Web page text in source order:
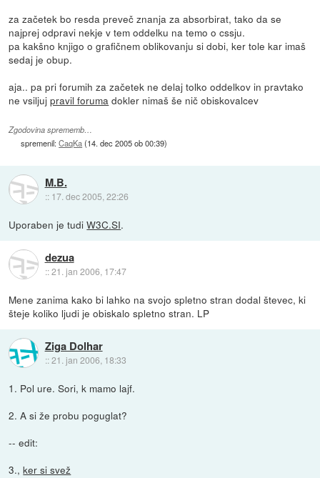
za začetek bo resda preveč znanja za absorbirat, tako da se
najprej odpravi nekje v tem oddelku na temo o cssju.
pa kakšno knjigo o grafičnem oblikovanju si dobi, ker tole kar imaš
sedaj je obup.
aja.. pa pri forumih za začetek ne delaj tolko oddelkov in pravtako
ne vsiljujpravil foruma dokler nimaš še nič obiskovalcev
Zgodovina sprememb…
spremenil:CaqKa(14. dec 2005 ob 00:39)
M.B.
:: 17. dec 2005, 22:26
Uporaben je tudiW3C.SI.
dezua
::21. jan 2006, 17:47
Mene zanima kako bi lahko na svojo spletno stran dodal števec, ki
šteje koliko ljudi je obiskalo spletno stran. LP
Ziga Dolhar
::21. jan 2006, 18:33
1. Pol ure. Sori, k mamo lajf.
2. A si že probu poguglat?
-- edit:
3.,ker si svež